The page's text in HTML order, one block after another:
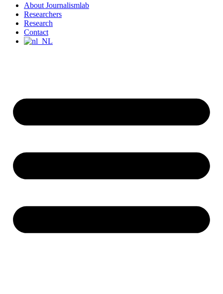
About Journalismlab
Researchers
Research
Contact